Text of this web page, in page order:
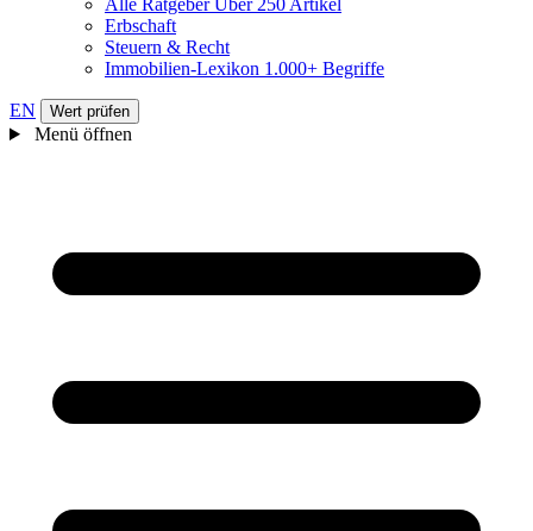
Alle RatgeberÜber 250 Artikel
Erbschaft
Steuern & Recht
Immobilien-Lexikon 1.000+ Begriffe
EN Wert prüfen
Menü öffnen